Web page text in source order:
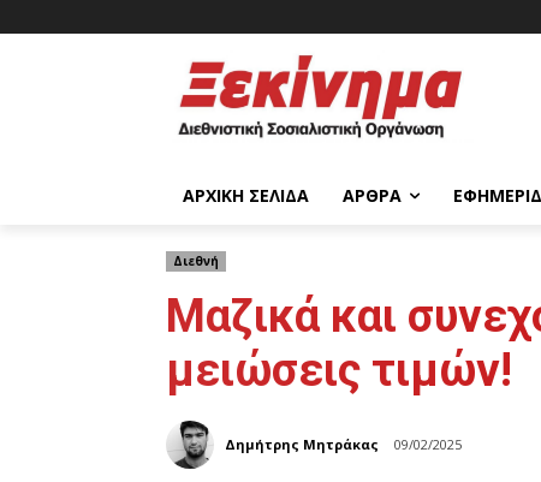
ΑΡΧΙΚΉ ΣΕΛΊΔΑ ΆΡΘΡΑ
Διεθνή
Μαζικά και
μειώσεις τιμών!
Δημήτρης Μητράκας 09/02/2025